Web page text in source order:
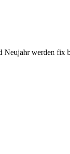
werden fix